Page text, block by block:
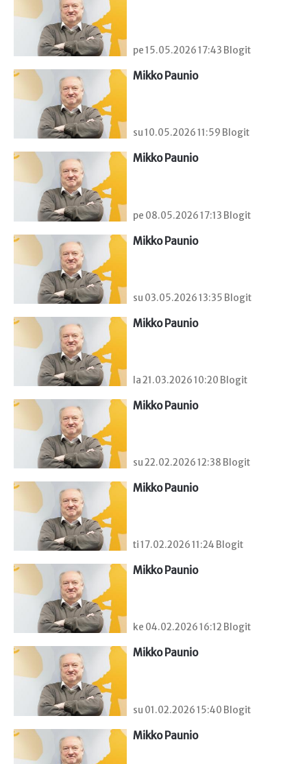
pe 15.05.2026 17:43 Blogit
Mikko Paunio
su 10.05.2026 11:59 Blogit
Mikko Paunio
pe 08.05.2026 17:13 Blogit
Mikko Paunio
su 03.05.2026 13:35 Blogit
Mikko Paunio
la 21.03.2026 10:20 Blogit
Mikko Paunio
su 22.02.2026 12:38 Blogit
Mikko Paunio
ti 17.02.2026 11:24 Blogit
Mikko Paunio
ke 04.02.2026 16:12 Blogit
Mikko Paunio
su 01.02.2026 15:40 Blogit
Mikko Paunio